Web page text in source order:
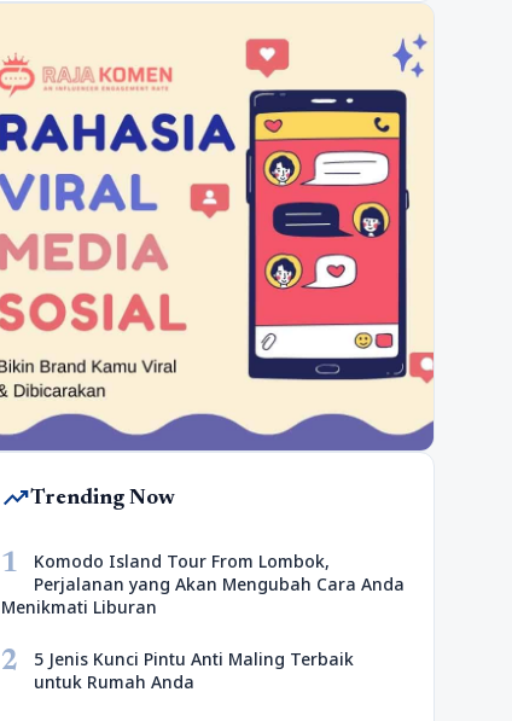
trending_upTrending Now
1
Komodo Island Tour From Lombok,
Perjalanan yang Akan Mengubah Cara Anda
Menikmati Liburan
2
5 Jenis Kunci Pintu Anti Maling Terbaik
untuk Rumah Anda